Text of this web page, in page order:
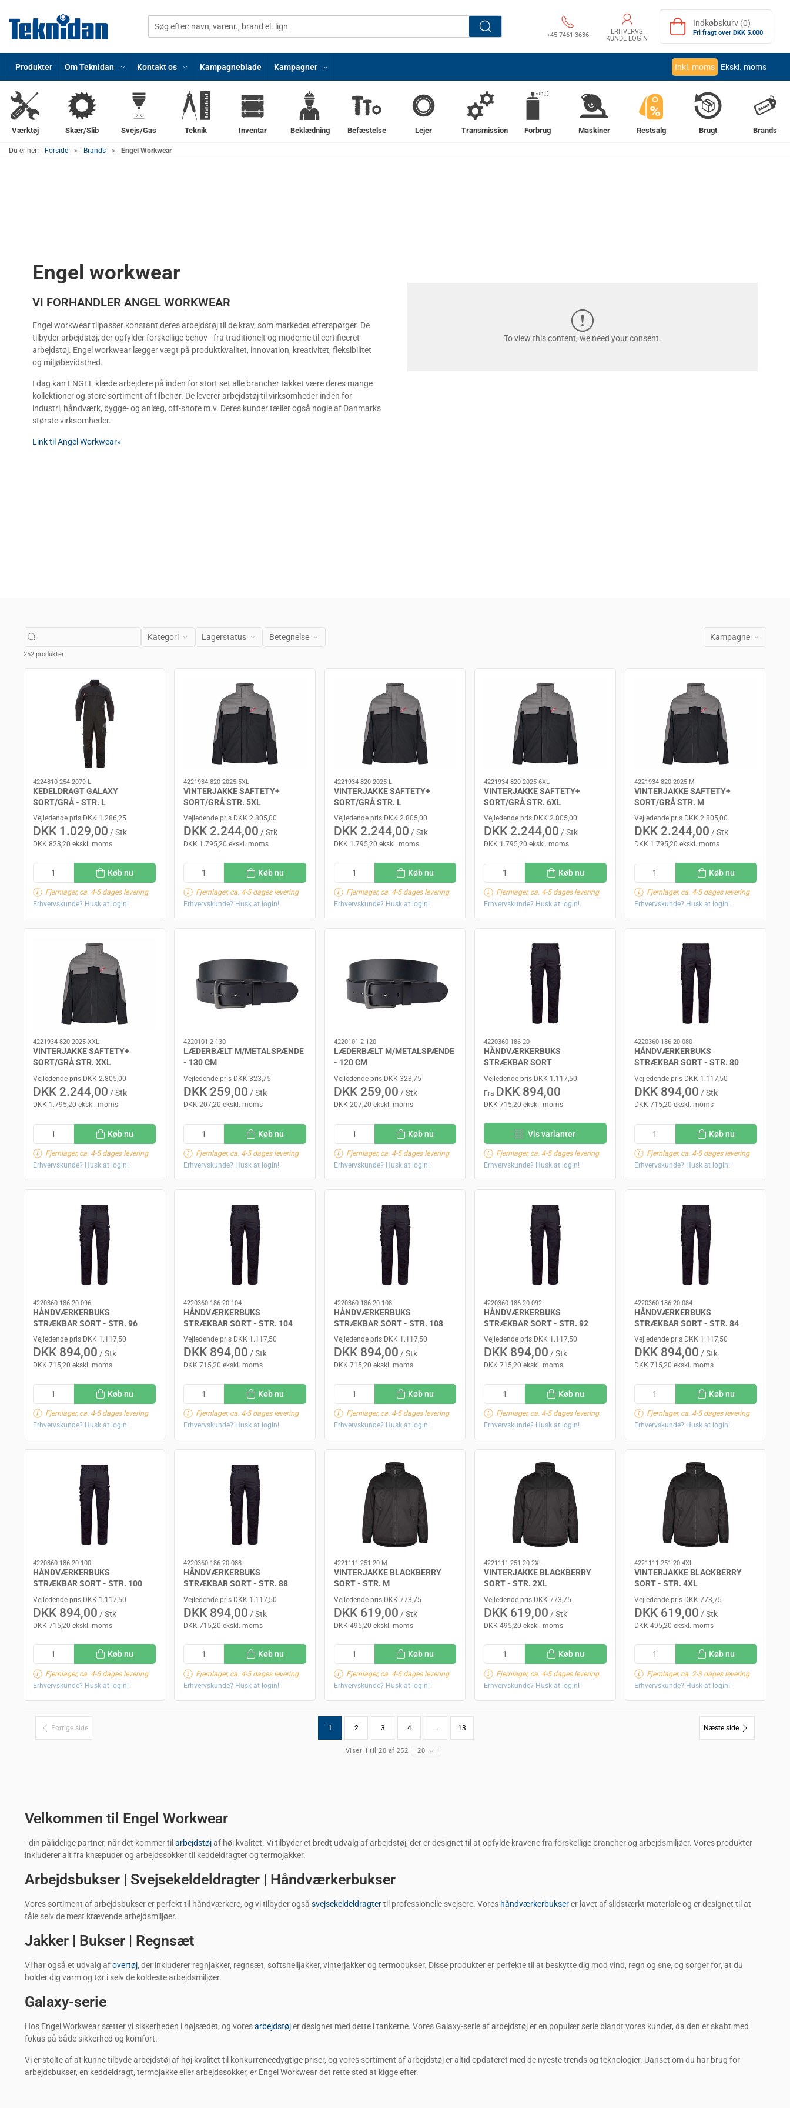
+45 7461 3636
ERHVERVS
KUNDE LOGIN
Indkøbskurv (0)
Fri fragt over DKK 5.000
Produkter Om Teknidan Kontakt os Kampagneblade Kampagner Inkl. moms Ekskl. moms
Værktøj Skær/Slib Svejs/Gas Teknik Inventar Beklædning Befæstelse Lejer Transmission Forbrug Maskiner
%
Restsalg Brugt Brands
Du er her: Forside Brands Engel Workwear
Engel workwear
VI FORHANDLER ANGEL WORKWEAR
Engel workwear tilpasser konstant deres arbejdstøj til de krav, som markedet efterspørger. De
tilbyder arbejdstøj, der opfylder forskellige behov - fra traditionelt og moderne til certificeret
arbejdstøj. Engel workwear lægger vægt på produktkvalitet, innovation, kreativitet, fleksibilitet
og miljøbevidsthed.
I dag kan ENGEL klæde arbejdere på inden for stort set alle brancher takket være deres mange
kollektioner og store sortiment af tilbehør. De leverer arbejdstøj til virksomheder inden for
industri, håndværk, bygge- og anlæg, off-shore m.v. Deres kunder tæller også nogle af Danmarks
største virksomheder.
Link til Angel Workwear»
To view this content, we need your consent.
Kategori Lagerstatus Betegnelse Kampagne
252 produkter
4224810-254-2079-L
KEDELDRAGT GALAXY
SORT/GRÅ - STR. L
Vejledende pris DKK 1.286,25
DKK 1.029,00 / Stk
DKK 823,20 ekskl. moms
Køb nu
Fjernlager, ca. 4-5 dages levering
Erhvervskunde? Husk at login!
4221934-820-2025-5XL
VINTERJAKKE SAFTETY+
SORT/GRÅ STR. 5XL
Vejledende pris DKK 2.805,00
DKK 2.244,00 / Stk
DKK 1.795,20 ekskl. moms
Køb nu
Fjernlager, ca. 4-5 dages levering
Erhvervskunde? Husk at login!
4221934-820-2025-L
VINTERJAKKE SAFTETY+
SORT/GRÅ STR. L
Vejledende pris DKK 2.805,00
DKK 2.244,00 / Stk
DKK 1.795,20 ekskl. moms
Køb nu
Fjernlager, ca. 4-5 dages levering
Erhvervskunde? Husk at login!
4221934-820-2025-6XL
VINTERJAKKE SAFTETY+
SORT/GRÅ STR. 6XL
Vejledende pris DKK 2.805,00
DKK 2.244,00 / Stk
DKK 1.795,20 ekskl. moms
Køb nu
Fjernlager, ca. 4-5 dages levering
Erhvervskunde? Husk at login!
4221934-820-2025-M
VINTERJAKKE SAFTETY+
SORT/GRÅ STR. M
Vejledende pris DKK 2.805,00
DKK 2.244,00 / Stk
DKK 1.795,20 ekskl. moms
Køb nu
Fjernlager, ca. 4-5 dages levering
Erhvervskunde? Husk at login!
4221934-820-2025-XXL
VINTERJAKKE SAFTETY+
SORT/GRÅ STR. XXL
Vejledende pris DKK 2.805,00
DKK 2.244,00 / Stk
DKK 1.795,20 ekskl. moms
Køb nu
Fjernlager, ca. 4-5 dages levering
Erhvervskunde? Husk at login!
4220101-2-130
LÆDERBÆLT M/METALSPÆNDE
- 130 CM
Vejledende pris DKK 323,75
DKK 259,00 / Stk
DKK 207,20 ekskl. moms
Køb nu
Fjernlager, ca. 4-5 dages levering
Erhvervskunde? Husk at login!
4220101-2-120
LÆDERBÆLT M/METALSPÆNDE
- 120 CM
Vejledende pris DKK 323,75
DKK 259,00 / Stk
DKK 207,20 ekskl. moms
Køb nu
Fjernlager, ca. 4-5 dages levering
Erhvervskunde? Husk at login!
4220360-186-20
HÅNDVÆRKERBUKS
STRÆKBAR SORT
Vejledende pris DKK 1.117,50
Fra DKK 894,00
DKK 715,20 ekskl. moms
Vis varianter
Fjernlager, ca. 4-5 dages levering
Erhvervskunde? Husk at login!
4220360-186-20-080
HÅNDVÆRKERBUKS
STRÆKBAR SORT - STR. 80
Vejledende pris DKK 1.117,50
DKK 894,00 / Stk
DKK 715,20 ekskl. moms
Køb nu
Fjernlager, ca. 4-5 dages levering
Erhvervskunde? Husk at login!
4220360-186-20-096
HÅNDVÆRKERBUKS
STRÆKBAR SORT - STR. 96
Vejledende pris DKK 1.117,50
DKK 894,00 / Stk
DKK 715,20 ekskl. moms
Køb nu
Fjernlager, ca. 4-5 dages levering
Erhvervskunde? Husk at login!
4220360-186-20-104
HÅNDVÆRKERBUKS
STRÆKBAR SORT - STR. 104
Vejledende pris DKK 1.117,50
DKK 894,00 / Stk
DKK 715,20 ekskl. moms
Køb nu
Fjernlager, ca. 4-5 dages levering
Erhvervskunde? Husk at login!
4220360-186-20-108
HÅNDVÆRKERBUKS
STRÆKBAR SORT - STR. 108
Vejledende pris DKK 1.117,50
DKK 894,00 / Stk
DKK 715,20 ekskl. moms
Køb nu
Fjernlager, ca. 4-5 dages levering
Erhvervskunde? Husk at login!
4220360-186-20-092
HÅNDVÆRKERBUKS
STRÆKBAR SORT - STR. 92
Vejledende pris DKK 1.117,50
DKK 894,00 / Stk
DKK 715,20 ekskl. moms
Køb nu
Fjernlager, ca. 4-5 dages levering
Erhvervskunde? Husk at login!
4220360-186-20-084
HÅNDVÆRKERBUKS
STRÆKBAR SORT - STR. 84
Vejledende pris DKK 1.117,50
DKK 894,00 / Stk
DKK 715,20 ekskl. moms
Køb nu
Fjernlager, ca. 4-5 dages levering
Erhvervskunde? Husk at login!
4220360-186-20-100
HÅNDVÆRKERBUKS
STRÆKBAR SORT - STR. 100
Vejledende pris DKK 1.117,50
DKK 894,00 / Stk
DKK 715,20 ekskl. moms
Køb nu
Fjernlager, ca. 4-5 dages levering
Erhvervskunde? Husk at login!
4220360-186-20-088
HÅNDVÆRKERBUKS
STRÆKBAR SORT - STR. 88
Vejledende pris DKK 1.117,50
DKK 894,00 / Stk
DKK 715,20 ekskl. moms
Køb nu
Fjernlager, ca. 4-5 dages levering
Erhvervskunde? Husk at login!
4221111-251-20-M
VINTERJAKKE BLACKBERRY
SORT - STR. M
Vejledende pris DKK 773,75
DKK 619,00 / Stk
DKK 495,20 ekskl. moms
Køb nu
Fjernlager, ca. 4-5 dages levering
Erhvervskunde? Husk at login!
4221111-251-20-2XL
VINTERJAKKE BLACKBERRY
SORT - STR. 2XL
Vejledende pris DKK 773,75
DKK 619,00 / Stk
DKK 495,20 ekskl. moms
Køb nu
Fjernlager, ca. 4-5 dages levering
Erhvervskunde? Husk at login!
4221111-251-20-4XL
VINTERJAKKE BLACKBERRY
SORT - STR. 4XL
Vejledende pris DKK 773,75
DKK 619,00 / Stk
DKK 495,20 ekskl. moms
Køb nu
Fjernlager, ca. 2-3 dages levering
Erhvervskunde? Husk at login!
Forrige side 1 2 3 4 ... 13 Næste side
Viser 1 til 20 af 252 20
Velkommen til Engel Workwear
- din pålidelige partner, når det kommer til arbejdstøjaf høj kvalitet. Vi tilbyder et bredt udvalg af arbejdstøj, der er designet til at opfylde kravene fra forskellige brancher og arbejdsmiljøer. Vores produkter
inkluderer alt fra knæpuder og arbejdssokker til keddeldragter og termojakker.
Arbejdsbukser | Svejsekeldeldragter | Håndværkerbukser
Vores sortiment af arbejdsbukser er perfekt til håndværkere, og vi tilbyder også svejsekeldeldragtertil professionelle svejsere. Vores håndværkerbukserer lavet af slidstærkt materiale og er designet til at
tåle selv de mest krævende arbejdsmiljøer.
Jakker | Bukser | Regnsæt
Vi har også et udvalg afovertøj, der inkluderer regnjakker, regnsæt, softshelljakker, vinterjakker og termobukser. Disse produkter er perfekte til at beskytte dig mod vind, regn og sne, og sørger for, at du
holder dig varm og tør i selv de koldeste arbejdsmiljøer.
Galaxy-serie
Hos Engel Workwear sætter vi sikkerheden i højsædet, og voresarbejdstøjer designet med dette i tankerne. Vores Galaxy-serie af arbejdstøj er en populær serie blandt vores kunder, da den er skabt med
fokus på både sikkerhed og komfort.
Vi er stolte af at kunne tilbyde arbejdstøj af høj kvalitet til konkurrencedygtige priser, og vores sortiment af arbejdstøj er altid opdateret med de nyeste trends og teknologier. Uanset om du har brug for
arbejdsbukser, en keddeldragt, termojakke eller arbejdssokker, er Engel Workwear det rette sted at kigge efter.